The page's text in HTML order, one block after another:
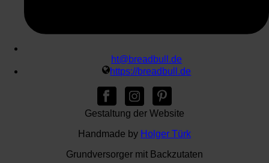
ht@breadbull.de
https://breadbull.de
Gestaltung der Website
Handmade by Holger Türk
Grundversorger mit Backzutaten